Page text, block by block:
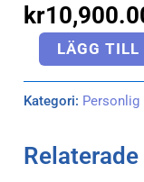
kr
LÄGG TILL
Kategori: Personlig